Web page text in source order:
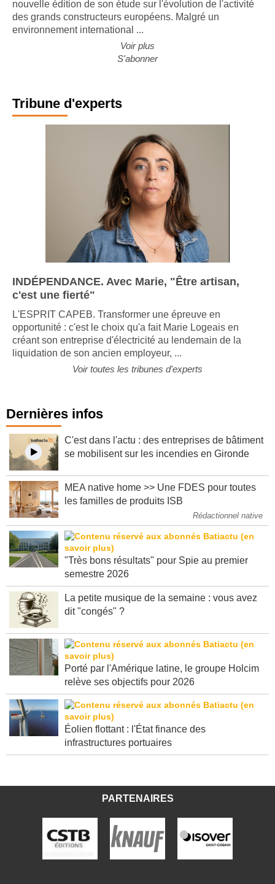
nouvelle édition de son étude sur l'évolution de l'activité
des grands constructeurs européens. Malgré un
Voir plus
Tribune d'experts
INDÉPENDANCE. Avec Marie, "Être artisan,
L'ESPRIT CAPEB. Transformer une épreuve en
opportunité : c'est le choix qu'a fait Marie Logeais en
créant son entreprise d'électricité au lendemain de la
Dernières infos
C'est dans l'actu : des entreprises de bâtiment
MEA native home >> Une FDES pour toutes
Rédactionnel native
"Très bons résultats" pour Spie au premier
La petite musique de la semaine : vous avez
Porté par l'Amérique latine, le groupe Holcim
Éolien flottant : l'État finance des